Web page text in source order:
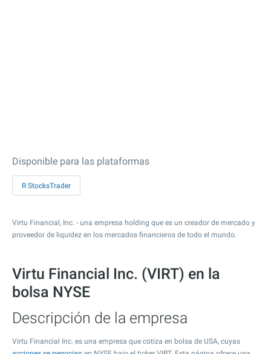
Disponible para las plataformas
R StocksTrader
Virtu Financial, Inc. - una empresa holding que es un creador de mercado y
proveedor de liquidez en los mercados financieros de todo el mundo.
Virtu Financial Inc. (VIRT) en la
bolsa NYSE
Descripción de la empresa
Virtu Financial Inc. es una empresa que cotiza en bolsa de USA, cuyas